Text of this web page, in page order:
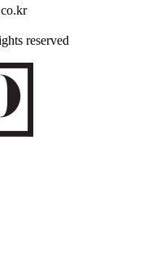
reserved